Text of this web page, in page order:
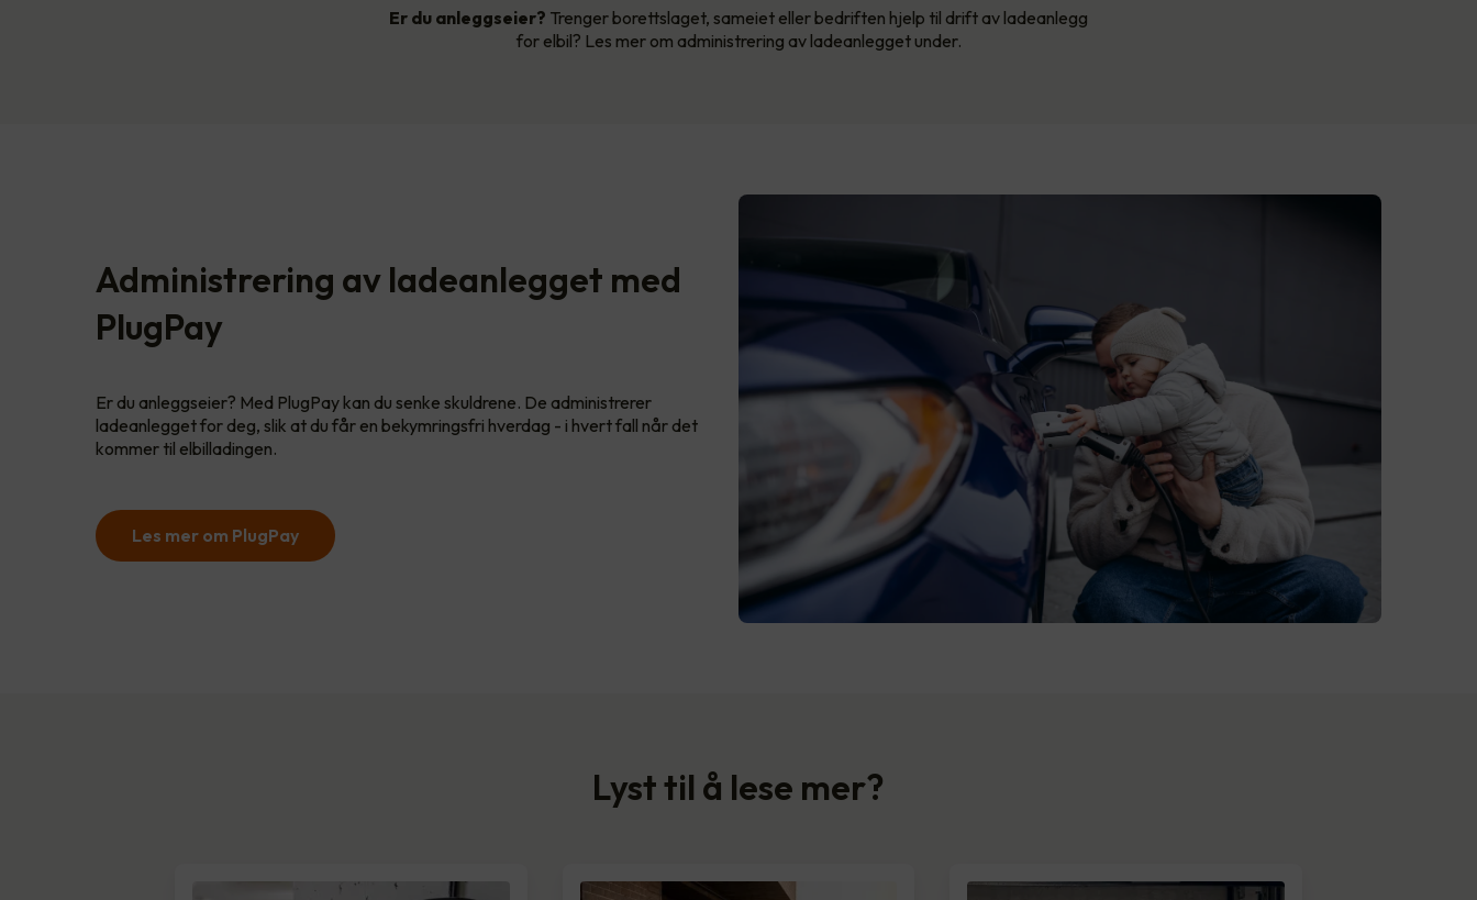
Er du anleggseier? Trenger borettslaget, sameiet eller bedriften hjelp til drift av ladeanlegg
for elbil? Les mer om administrering av ladeanlegget under.
Administrering av ladeanlegget med
PlugPay
Er du anleggseier? Med PlugPay kan du senke skuldrene. De administrerer
ladeanlegget for deg, slik at du får en bekymringsfri hverdag - i hvert fall når det
kommer til elbilladingen.
Les mer om PlugPay
Lyst til å lese mer?